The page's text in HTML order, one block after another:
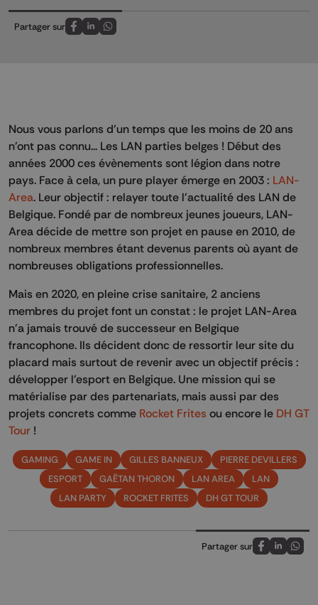
Partager sur
Partagez sur FaceBook
Partagez sur LinkedIn
Partagez sur Whatsapp
Nous vous parlons d'un temps que les moins de 20 ans
n'ont pas connu... Les LAN parties belges ! Début des
années 2000 ces évènements sont légion dans notre
pays. Face à cela, un pure player émerge en 2003 : LAN-
Area. Leur objectif : relayer toute l'actualité des LAN de
Belgique. Fondé par de nombreux jeunes joueurs, LAN-
Area décide de mettre son projet en pause en 2010, de
nombreux membres étant devenus parents où ayant de
nombreuses obligations professionnelles.
Mais en 2020, en pleine crise sanitaire, 2 anciens
membres du projet font un constat : le projet LAN-Area
n'a jamais trouvé de successeur en Belgique
francophone. Ils décident donc de ressortir leur site du
placard mais surtout de revenir avec un objectif précis :
développer l'esport en Belgique. Une mission qui se
matérialise par des partenariats, mais aussi par des
projets concrets comme Rocket Frites ou encore le DH GT
Tour !
GAMING GAME IN GILLES BANNEUX
PIERRE DEVILLERS
ESPORT
GAËTAN THORON LAN AREA
LAN
LAN PARTY
ROCKET FRITES DH GT TOUR
Partager sur
Partagez sur
Partagez